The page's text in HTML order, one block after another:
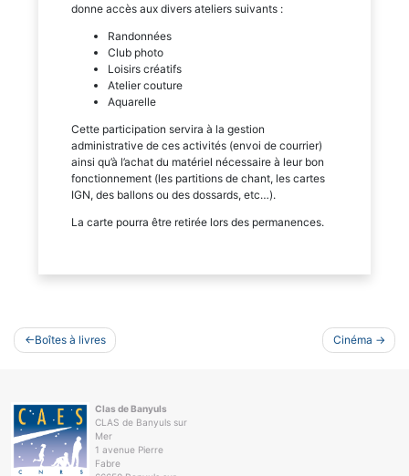
donne accès aux divers ateliers suivants :
Randonnées
Club photo
Loisirs créatifs
Atelier couture
Aquarelle
Cette participation servira à la gestion
administrative de ces activités (envoi de courrier)
ainsi qu’à l’achat du matériel nécessaire à leur bon
fonctionnement (les partitions de chant, les cartes
IGN, des ballons ou des dossards, etc…).
La carte pourra être retirée lors des permanences.
Navigation
de
Boîtes à livres Cinéma
Clas de Banyuls
CLAS de Banyuls sur
Mer
1 avenue Pierre
Fabre